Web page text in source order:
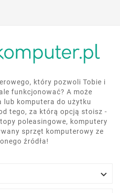
który pozwoli Tobie i
funkcjonować? A może
lub komputera do użytku
tego, za którą opcją stoisz -
poleasingowe, komputery
sprzęt komputerowy ze
źródła!
